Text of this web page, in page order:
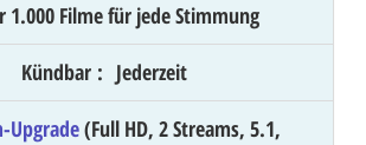
1.000 Filme für jede Stimmung
Kündbar : Jederzeit
Upgrade(Full HD, 2 Streams, 5.1,